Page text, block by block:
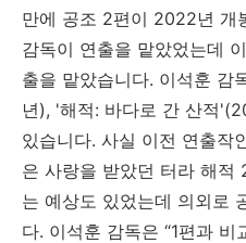
만에 공조 2편이 2022년 개
감독이 연출을 맡았었는데
출을 맡았습니다. 이석훈 감
년), '해적: 바다로 간 산적'
있습니다. 사실 이전 연출작
은 사랑을 받았던 터라 해적
는 예상도 있었는데 의외로
다. 이석훈 감독은 “1편과 비